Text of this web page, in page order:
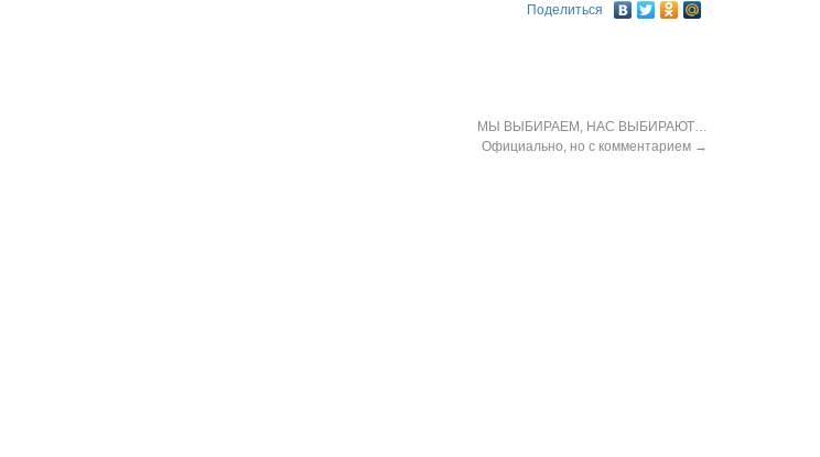
Поделиться
МЫ ВЫБИРАЕМ, НАС ВЫБИРАЮТ…
Официально, но с комментарием →